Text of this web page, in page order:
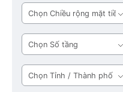
công
trình
Chiều
rộng
mặt
tiền
Số
tầng
Tỉnh
/